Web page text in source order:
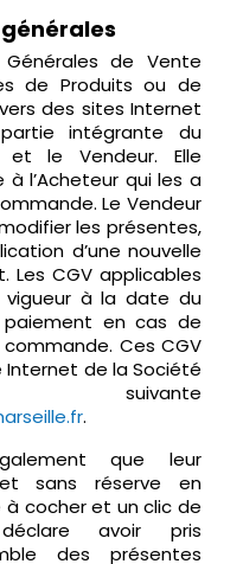
de Vente
de Produits ou de
des sites Internet
intégrante du
et le Vendeur. Elle
l’Acheteur qui les a
Le Vendeur
les présentes,
d’une nouvelle
Les CGV applicables
à la date du
en cas de
Ces CGV
de la Société
suivante
.
que leur
sans réserve en
cocher et un clic de
avoir pris
des présentes